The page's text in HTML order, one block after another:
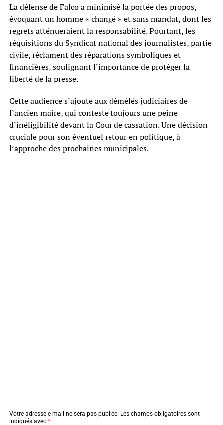
La défense de Falco a minimisé la portée des propos,
évoquant un homme « changé » et sans mandat, dont les
regrets atténueraient la responsabilité. Pourtant, les
réquisitions du Syndicat national des journalistes, partie
civile, réclament des réparations symboliques et
financières, soulignant l’importance de protéger la
liberté de la presse.
Cette audience s’ajoute aux démêlés judiciaires de
l’ancien maire, qui conteste toujours une peine
d’inéligibilité devant la Cour de cassation. Une décision
cruciale pour son éventuel retour en politique, à
l’approche des prochaines municipales.
Votre adresse e-mail ne sera pas publiée. Les champs obligatoires sont
indiqués avec *